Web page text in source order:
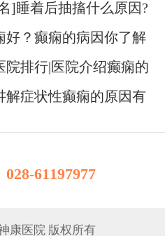
]睡着后抽搐什么原因?
好？癫痫的病因你了解
院排行|医院介绍癫痫的
解症状性癫痫的原因有
028-61197977
康医院 版权所有